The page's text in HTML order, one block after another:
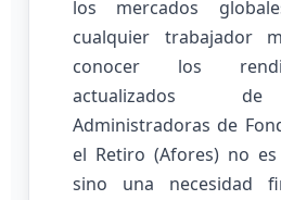
los mercados
cualquier trabajador
conocer los
actualizados
Administradoras de
el Retiro (Afores) no
sino una necesidad